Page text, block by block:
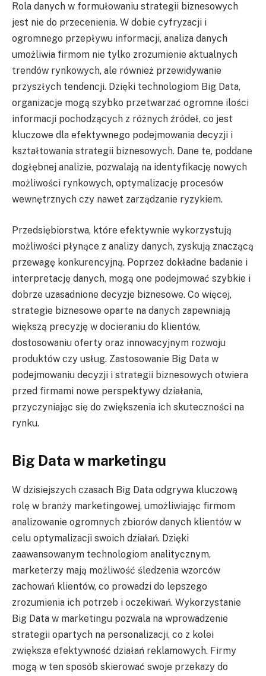
Rola danych w formułowaniu strategii biznesowych
jest nie do przecenienia. W dobie cyfryzacji i
ogromnego przepływu informacji, analiza danych
umożliwia firmom nie tylko zrozumienie aktualnych
trendów rynkowych, ale również przewidywanie
przyszłych tendencji. Dzięki technologiom Big Data,
organizacje mogą szybko przetwarzać ogromne ilości
informacji pochodzących z różnych źródeł, co jest
kluczowe dla efektywnego podejmowania decyzji i
kształtowania strategii biznesowych. Dane te, poddane
dogłębnej analizie, pozwalają na identyfikację nowych
możliwości rynkowych, optymalizację procesów
wewnętrznych czy nawet zarządzanie ryzykiem.
Przedsiębiorstwa, które efektywnie wykorzystują
możliwości płynące z analizy danych, zyskują znaczącą
przewagę konkurencyjną. Poprzez dokładne badanie i
interpretację danych, mogą one podejmować szybkie i
dobrze uzasadnione decyzje biznesowe. Co więcej,
strategie biznesowe oparte na danych zapewniają
większą precyzję w docieraniu do klientów,
dostosowaniu oferty oraz innowacyjnym rozwoju
produktów czy usług. Zastosowanie Big Data w
podejmowaniu decyzji i strategii biznesowych otwiera
przed firmami nowe perspektywy działania,
przyczyniając się do zwiększenia ich skuteczności na
rynku.
Big Data w marketingu
W dzisiejszych czasach Big Data odgrywa kluczową
rolę w branży marketingowej, umożliwiając firmom
analizowanie ogromnych zbiorów danych klientów w
celu optymalizacji swoich działań. Dzięki
zaawansowanym technologiom analitycznym,
marketerzy mają możliwość śledzenia wzorców
zachowań klientów, co prowadzi do lepszego
zrozumienia ich potrzeb i oczekiwań. Wykorzystanie
Big Data w marketingu pozwala na wprowadzenie
strategii opartych na personalizacji, co z kolei
zwiększa efektywność działań reklamowych. Firmy
mogą w ten sposób skierować swoje przekazy do